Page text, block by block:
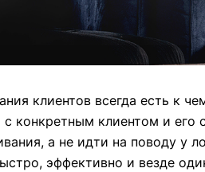
клиентов всегда есть к
конкретным клиентом и
а не идти на поводу у
эффективно и везде